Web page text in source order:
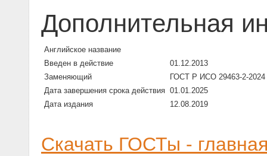
Дополнительная
Английское название
Введен в действие
01.12.2013
Заменяющий
ГОСТ Р ИСО 29463-2-2024
Дата завершения срока действия 01.01.2025
Дата издания
12.08.2019
Скачать ГОСТы -